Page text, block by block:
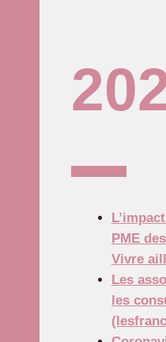
PME
Vivre
Les
les